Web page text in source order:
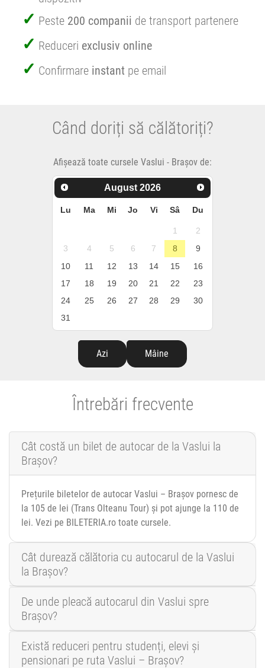
Peste 200 companii de transport partenere
Reduceri exclusiv online
Confirmare instant pe email
Când doriți să călătoriți?
Afișează toate cursele Vaslui - Brașov de:
August 2026
Lu Ma Mi Jo Vi Sâ Du
1
2
3
4 5 6 7 8
9
10
11 12 13 14 15
16
17
18 19 20 21 22
23
24
25 26 27 28 29
30
31
Azi Mâine
Întrebări frecvente
Cât costă un bilet de autocar de la Vaslui la
Brașov?
Prețurile biletelor de autocar Vaslui – Brașov pornesc de
la 105 de lei (Trans Olteanu Tour) și pot ajunge la 110 de
lei. Vezi pe BILETERIA.ro toate cursele.
Cât durează călătoria cu autocarul de la Vaslui
la Brașov?
De unde pleacă autocarul din Vaslui spre
Brașov?
Există reduceri pentru studenți, elevi și
pensionari pe ruta Vaslui – Brașov?